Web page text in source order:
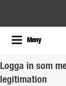
Meny
Logga in som
legitimation